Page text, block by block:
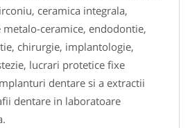
ceramica integrala,
ceramice, endodontie,
chirurgie, implantologie,
lucrari protetice fixe
dentare si a extractii
dentare in laboratoare